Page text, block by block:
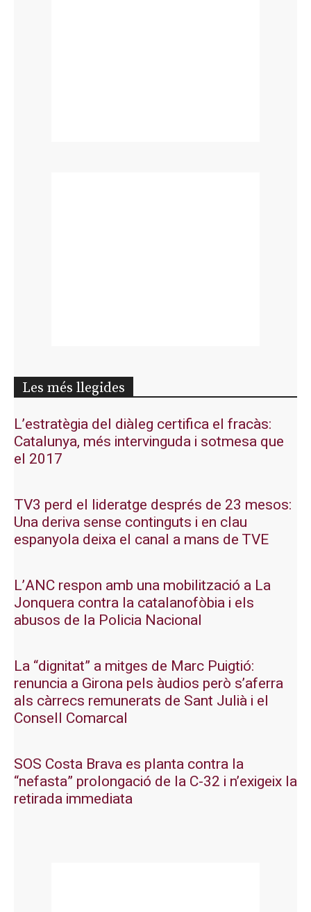
Les més llegides
L’estratègia del diàleg certifica el fracàs:
Catalunya, més intervinguda i sotmesa que
el 2017
TV3 perd el lideratge després de 23 mesos:
Una deriva sense continguts i en clau
espanyola deixa el canal a mans de TVE
L’ANC respon amb una mobilització a La
Jonquera contra la catalanofòbia i els
abusos de la Policia Nacional
La “dignitat” a mitges de Marc Puigtió:
renuncia a Girona pels àudios però s’aferra
als càrrecs remunerats de Sant Julià i el
Consell Comarcal
SOS Costa Brava es planta contra la
“nefasta” prolongació de la C-32 i n’exigeix la
retirada immediata